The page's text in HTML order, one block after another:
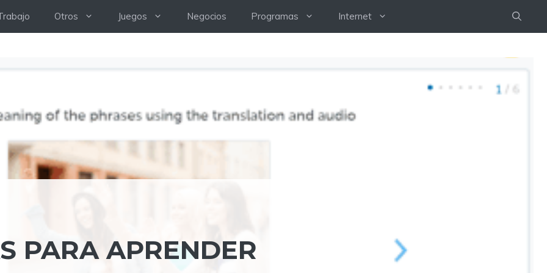
Otros Juegos Negocios Programas Internet
PARA APRENDER